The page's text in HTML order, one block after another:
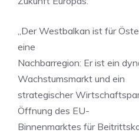
„Der Westbalkan ist für
eine
Nachbarregion: Er ist ein
Wachstumsmarkt und ein
strategischer
Öffnung des EU-
Binnenmarktes für